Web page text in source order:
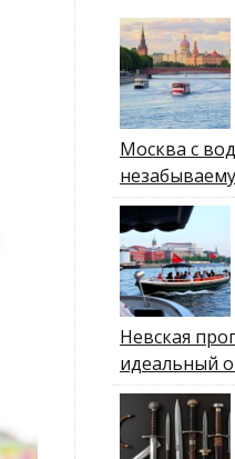
Москва с
Невская
идеальный